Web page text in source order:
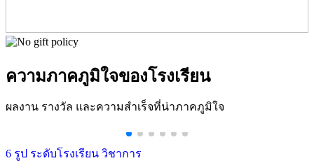
ความภาคภูมิใจของโรงเรียน
ผลงาน รางวัล และความสำเร็จที่น่าภาคภูมิใจ
6 รูป ระดับโรงเรียน วิชาการ